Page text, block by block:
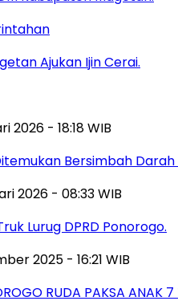
Ajukan Ijin Cerai.
2026 - 18:18 WIB
Bersimbah Darah
2026 - 08:33 WIB
Lurug DPRD Ponorogo.
2025 - 16:21 WIB
RUDA PAKSA ANAK